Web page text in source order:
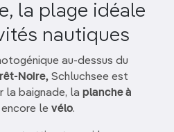
la plage idéale
nautiques
au-dessus du
Noire, Schluchsee est
la baignade, la planche à
le vélo.